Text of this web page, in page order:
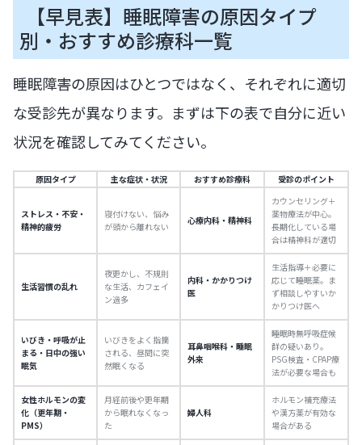
【早見表】睡眠障害の原因タイプ
別・おすすめ診療科一覧
睡眠障害の原因はひとつではなく、それぞれに適切
な受診先が異なります。まずは下の表で自分に近い
状況を確認してみてください。
原因タイプ 主な症状・状況 おすすめ診療科 受診のポイント
ストレス・不安・
精神的疲労
寝付けない、悩み
が頭から離れない
心療内科・精神科
カウンセリング＋
薬物療法が中心。
長期化している場
合は精神科が適切
生活習慣の乱れ
夜更かし、不規則
な生活、カフェイ
ン過多
内科・かかりつけ
医
生活指導＋必要に
応じて睡眠薬。ま
ず相談しやすいか
かりつけ医へ
いびき・呼吸が止
まる・日中の強い
眠気
いびきをよく指摘
される、昼間に突
然眠くなる
耳鼻咽喉科・睡眠
外来
睡眠時無呼吸症候
群の疑いあり。
PSG検査・CPAP療
法が必要な場合も
女性ホルモンの変
化（更年期・
PMS）
月経前後や更年期
から眠れなくなっ
た
婦人科
ホルモン補充療法
や漢方薬が有効な
場合がある